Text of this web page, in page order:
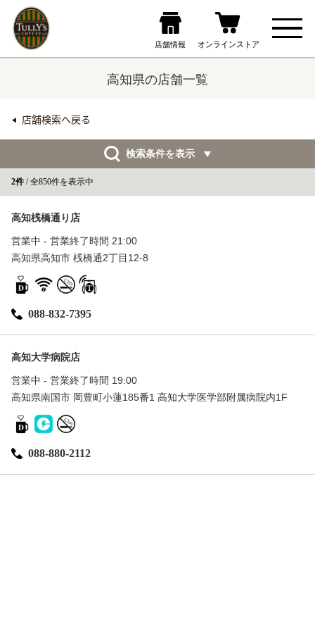
高知県の店舗一覧
店舗検索へ戻る
検索条件を表示
2件 / 全850件を表示中
高知桟橋通り店
営業中 - 営業終了時間 21:00
高知県高知市 桟橋通2丁目12-8
088-832-7395
高知大学病院店
営業中 - 営業終了時間 19:00
高知県南国市 岡豊町小蓮185番1 高知大学医学部附属病院内1F
088-880-2112